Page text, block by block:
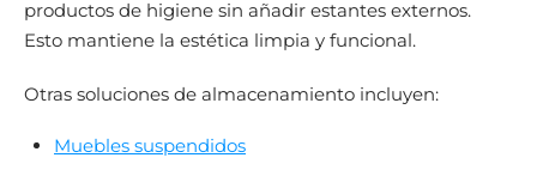
productos de higiene sin añadir estantes externos.
Esto mantiene la estética limpia y funcional.
Otras soluciones de almacenamiento incluyen:
Muebles suspendidos